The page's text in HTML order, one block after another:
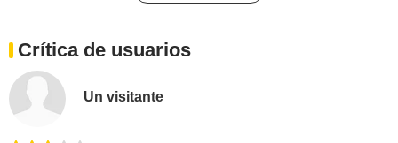
Crítica de usuarios
Un visitante